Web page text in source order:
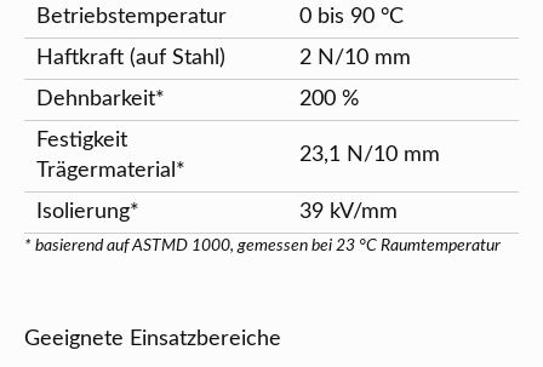
Betriebstemperatur
0 bis 90 °C
Haftkraft (auf Stahl)
2 N/10 mm
Dehnbarkeit*
200 %
Festigkeit
Trägermaterial*
23,1 N/10 mm
Isolierung* 39 kV/mm
* basierend auf ASTMD 1000, gemessen bei 23 °C Raumtemperatur
Geeignete Einsatzbereiche